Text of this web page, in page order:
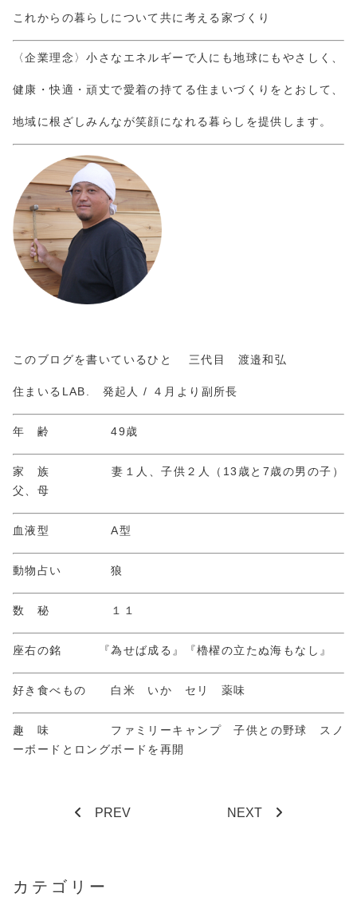
これからの暮らしについて共に考える家づくり
〈企業理念〉小さなエネルギーで人にも地球にもやさしく、
健康・快適・頑丈で愛着の持てる住まいづくりをとおして、
地域に根ざしみんなが笑顔になれる暮らしを提供します。
このブログを書いているひと 三代目 渡邉和弘
住まいるLAB. 発起人 / ４月より副所長
年 齢 49歳
家 族 妻１人、子供２人（13歳と7歳の男の子）
父、母
血液型 A型
動物占い 狼
数 秘 １１
座右の銘 『為せば成る』『櫓櫂の立たぬ海もなし』
好き食べもの 白米 いか セリ 薬味
趣 味 ファミリーキャンプ 子供との野球 スノ
ーボードとロングボードを再開
PREV NEXT
カテゴリー